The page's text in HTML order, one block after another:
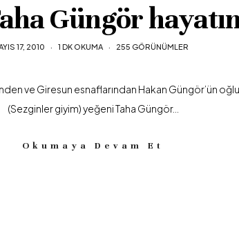
Güngör
17, 2010 1 DK OKUMA 255 GÖRÜNÜMLER
ve Giresun esnaflarından Hakan Güngör’ün
(Sezginler giyim) yeğeni Taha Güngör…
Okumaya Devam Et